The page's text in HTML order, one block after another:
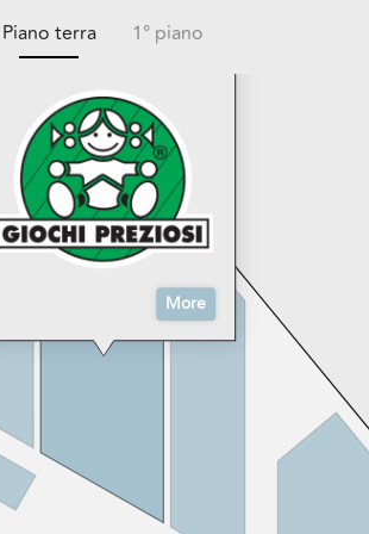
Giochi Preziosi
More
Piano terra 1° piano